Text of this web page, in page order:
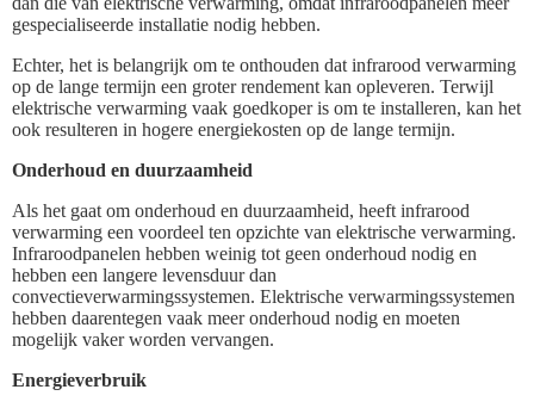
gespecialiseerde installatie nodig hebben.
Echter, het is belangrijk om te onthouden dat infrarood verwarming
op de lange termijn een groter rendement kan opleveren. Terwijl
elektrische verwarming vaak goedkoper is om te installeren, kan het
ook resulteren in hogere energiekosten op de lange termijn.
Onderhoud en duurzaamheid
Als het gaat om onderhoud en duurzaamheid, heeft infrarood
verwarming een voordeel ten opzichte van elektrische verwarming.
Infraroodpanelen hebben weinig tot geen onderhoud nodig en
hebben een langere levensduur dan
convectieverwarmingssystemen. Elektrische verwarmingssystemen
hebben daarentegen vaak meer onderhoud nodig en moeten
mogelijk vaker worden vervangen.
Energieverbruik